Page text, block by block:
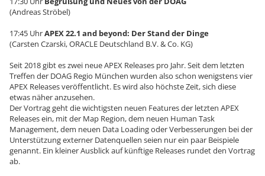
(Andreas Ströbel)
17:45 UhrAPEX 22.1 and beyond: Der Stand der Dinge
(Carsten Czarski, ORACLE Deutschland B.V. & Co. KG)
Seit 2018 gibt es zwei neue APEX Releases pro Jahr. Seit dem letzten
Treffen der DOAG Regio München wurden also schon wenigstens vier
APEX Releases veröffentlicht. Es wird also höchste Zeit, sich diese
etwas näher anzusehen.
Der Vortrag geht die wichtigsten neuen Features der letzten APEX
Releases ein, mit der Map Region, dem neuen Human Task
Management, dem neuen Data Loading oder Verbesserungen bei der
Unterstützung externer Datenquellen seien nur ein paar Beispiele
genannt. Ein kleiner Ausblick auf künftige Releases rundet den Vortrag
ab.